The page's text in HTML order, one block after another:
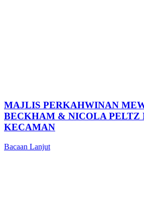
MAJLIS PERKAHWINAN
BECKHAM & NICOLA PELTZ
KECAMAN
Bacaan Lanjut